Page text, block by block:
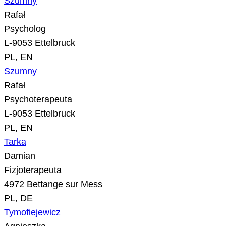
Rafał
Psycholog
L-9053 Ettelbruck
PL, EN
Szumny
Rafał
Psychoterapeuta
L-9053 Ettelbruck
PL, EN
Tarka
Damian
Fizjoterapeuta
4972 Bettange sur Mess
PL, DE
Tymofiejewicz